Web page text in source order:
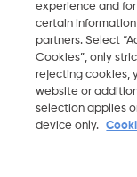
BG
experience and for
certain
partners. Select
Cookies”, only
rejecting cookies,
website or
selection applies
device only.